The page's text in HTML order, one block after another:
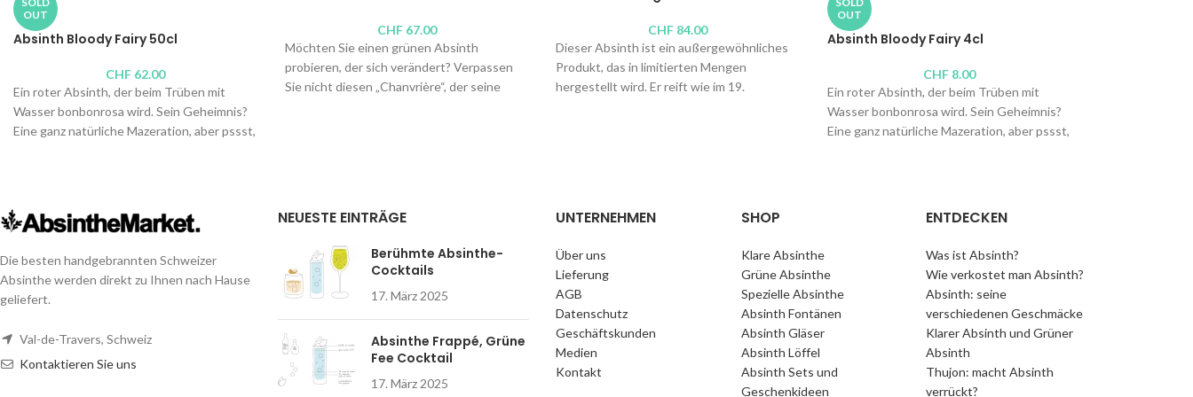
OUT
Absinth Bloody Fairy 50cl
CHF 62.00
Ein roter Absinth, der beim Trüben mit
Wasser bonbonrosa wird. Sein Geheimnis?
Eine ganz natürliche Mazeration, aber pssst,
kühl. Etwas, das Ihre Gäste ins Staunen
Brenner:Absintissimo, René Wanner
Alkoholgehalt: 51 Vol.-%
CHF67.00
Möchten Sie einen grünen Absinth
probieren, der sich verändert? Verpassen
Sie nicht diesen „Chanvrière“, der seine
Pierre-André Matthey
Inhalt: 75cl,
50cl,25cl,10cl
CHF 84.00
Dieser Absinth ist ein außergewöhnliches
Produkt, das in limitierten Mengen
hergestellt wird. Er reift wie im 19.
Alkoholgehalt: 54°
OUT
Absinth Bloody Fairy 4cl
CHF8.00
Ein roter Absinth, der beim Trüben mit
Wasser bonbonrosa wird. Sein Geheimnis?
Eine ganz natürliche Mazeration, aber pssst,
Brenner:
Absintissimo, René Wanner
Alkoholgehalt: 51 Vol.-%
Inhalt:
Die besten handgebrannten Schweizer
Absinthe werden direkt zu Ihnen nach Hause
geliefert.
Val-de-Travers, Schweiz
Kontaktieren Sie uns
NEUESTE EINTRÄGE
Berühmte Absinthe-
Cocktails
17. März 2025
Absinthe Frappé, Grüne
Fee Cocktail
17. März 2025
UNTERNEHMEN
Über uns
Lieferung
AGB
Datenschutz
Geschäftskunden
Medien
Kontakt
SHOP
Klare Absinthe
Grüne Absinthe
Spezielle Absinthe
Absinth Fontänen
Absinth Gläser
Absinth Löffel
Absinth Sets und
Geschenkideen
ENTDECKEN
Was ist Absinth?
Wie verkostet man Absinth?
Absinth: seine
verschiedenen Geschmäcke
Klarer Absinth und Grüner
Absinth
Thujon: macht Absinth
verrückt?